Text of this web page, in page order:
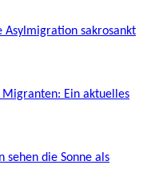
sakrosankt
Ein aktuelles
sehen die Sonne als